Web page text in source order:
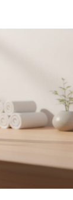
善トリー